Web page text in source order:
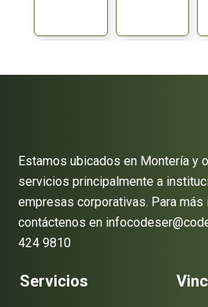
Estamos ubicados en Montería y
servicios principalmente a
empresas corporativas. Para más
contáctenos en
424 9810
Servicios